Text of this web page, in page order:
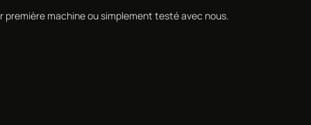
première machine ou simplement testé avec nous.